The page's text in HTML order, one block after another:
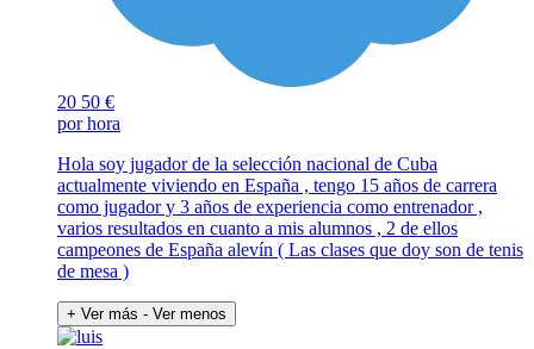
20 50 €
por hora
Hola soy jugador de la selección nacional de Cuba
actualmente viviendo en España , tengo 15 años de carrera
como jugador y 3 años de experiencia como entrenador ,
varios resultados en cuanto a mis alumnos , 2 de ellos
campeones de España alevín ( Las clases que doy son de tenis
de mesa )
+ Ver más - Ver menos